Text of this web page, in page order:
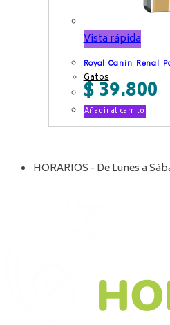
Vista rápida
Royal Canin Renal
Gatos
$39.800
Añadir al carrito
HORARIOS - De Lunes a